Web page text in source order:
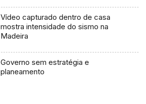
Vídeo capturado dentro de casa
mostra intensidade do sismo na
Madeira
Governo sem estratégia e
planeamento